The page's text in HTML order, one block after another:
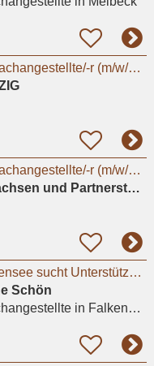
Tiermedizinische/-r Fachangestellte/-r (m/w/d/x) oder Tierpfleger/-in (m/w/d/x) für den Bereich
Tiermedizinische/-r Fachangestellte/-r (m/w/d/x) oder Tierpfleger/in (m/w/d/x) für den Bereich
Leipzig, Freistaat Sachsen und Partnerstädte GmbH
Tierarztpraxis in Falkensee sucht Unterstützung
Schön
in Falkensee